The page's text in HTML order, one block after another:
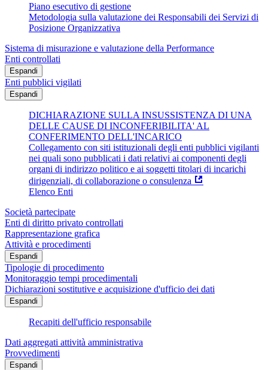
Piano esecutivo di gestione
Metodologia sulla valutazione dei Responsabili dei Servizi di
Posizione Organizzativa
Sistema di misurazione e valutazione della Performance
Enti controllati
Espandi
Enti pubblici vigilati
Espandi
DICHIARAZIONE SULLA INSUSSISTENZA DI UNA
DELLE CAUSE DI INCONFERIBILITA' AL
CONFERIMENTO DELL'INCARICO
Collegamento con siti istituzionali degli enti pubblici vigilanti
nei quali sono pubblicati i dati relativi ai componenti degli
organi di indirizzo politico e ai soggetti titolari di incarichi
dirigenziali, di collaborazione o consulenza
Elenco Enti
Società partecipate
Enti di diritto privato controllati
Rappresentazione grafica
Attività e procedimenti
Espandi
Tipologie di procedimento
Monitoraggio tempi procedimentali
Dichiarazioni sostitutive e acquisizione d'ufficio dei dati
Espandi
Recapiti dell'ufficio responsabile
Dati aggregati attività amministrativa
Provvedimenti
Espandi